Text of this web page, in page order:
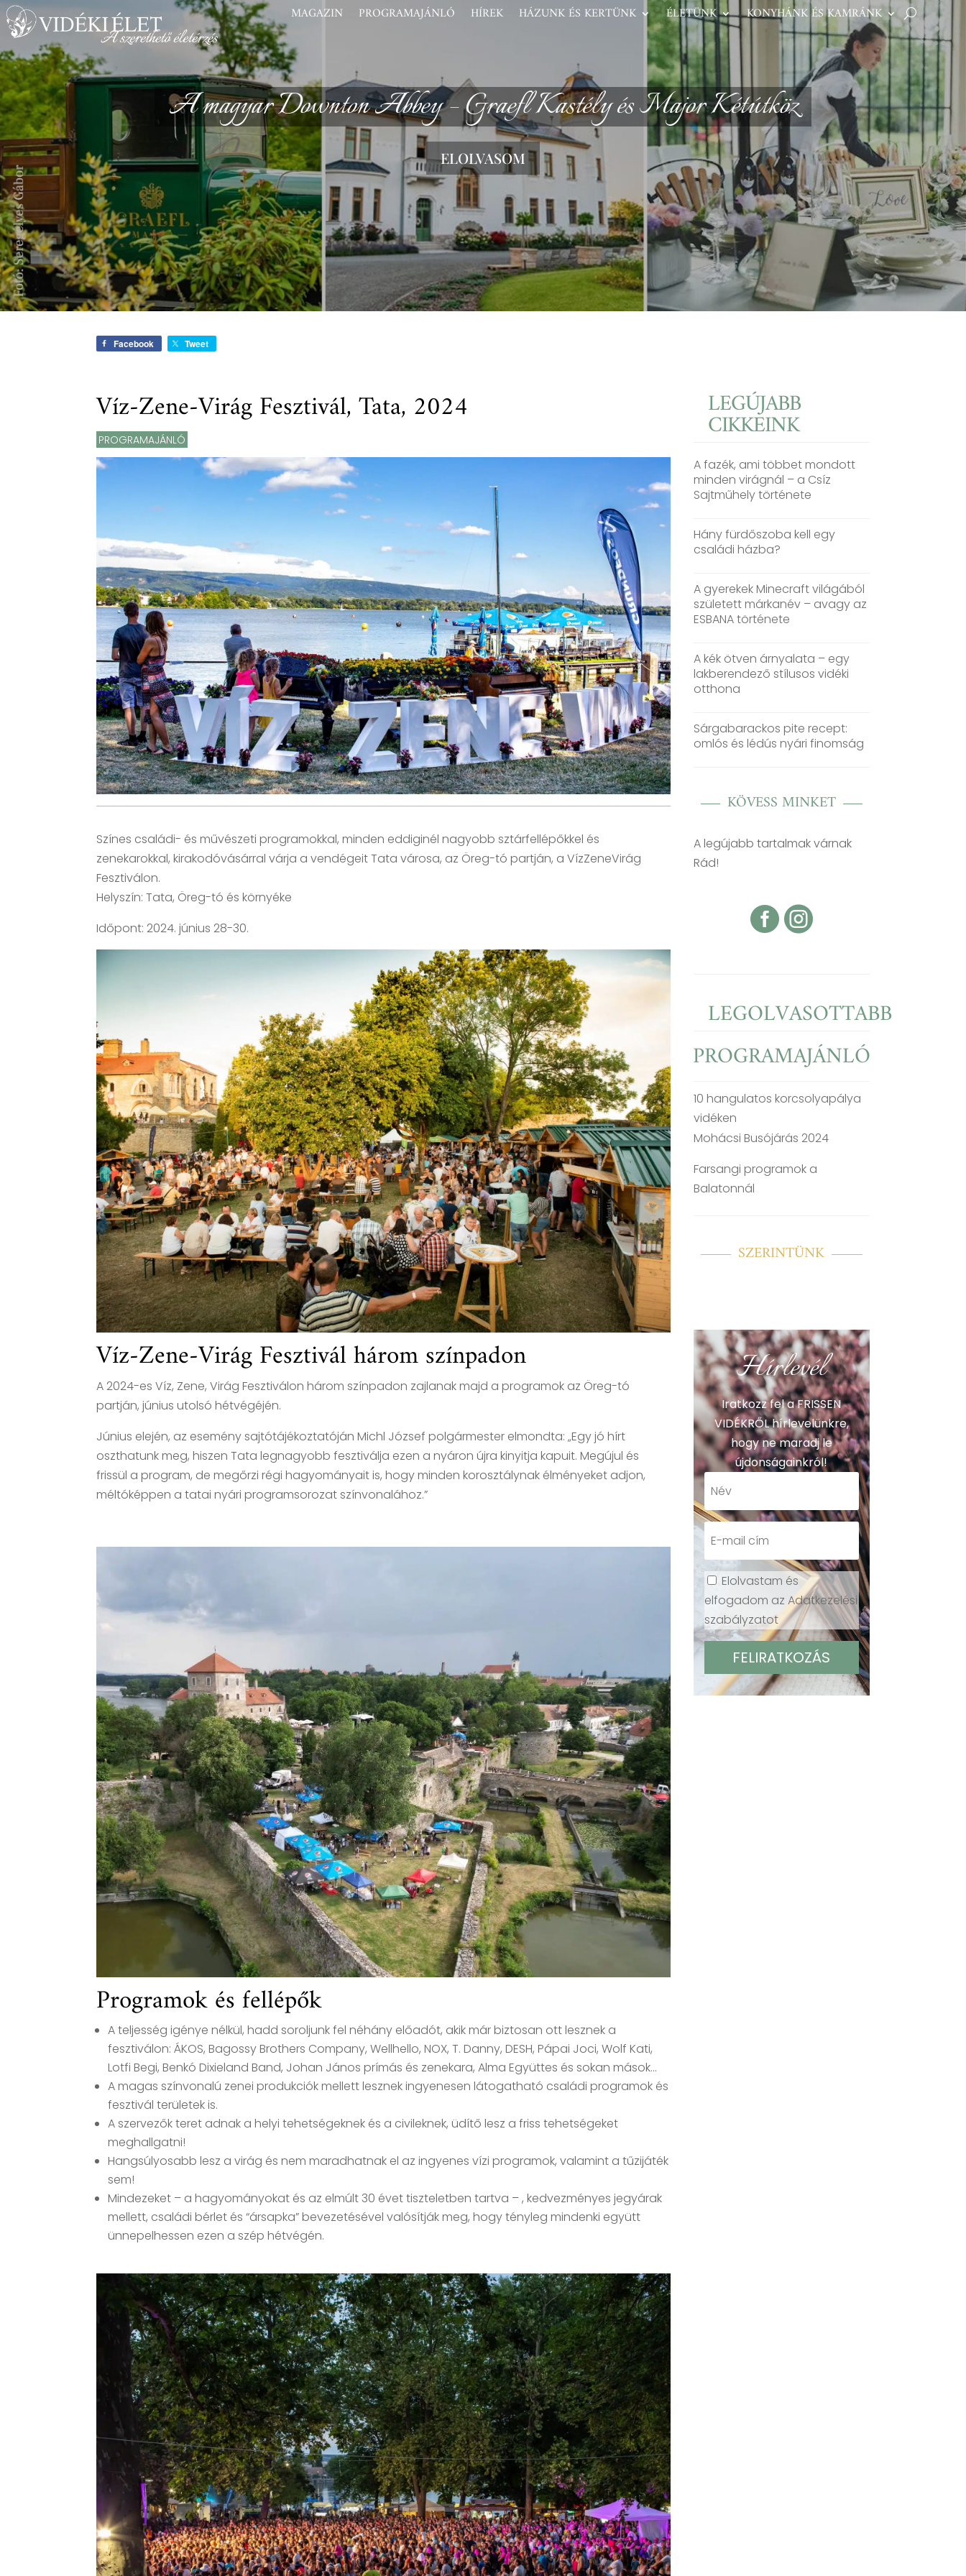
MAGAZIN PROGRAMAJÁNLÓ HÍREK HÁZUNK ÉS KERTÜNK ÉLETÜNK KONYHÁNK ÉS KAMRÁNK
A magyar Downton Abbey – Graefl Kastély és Major Kétútköz
ELOLVASOM
Facebook Tweet
Víz-Zene-Virág Fesztivál, Tata, 2024
PROGRAMAJÁNLÓ
Színes családi- és művészeti programokkal, minden eddiginél nagyobb sztárfellépőkkel és
zenekarokkal, kirakodóvásárral várja a vendégeit Tata városa, az Öreg-tó partján, a VízZeneVirág
Fesztiválon.
Helyszín: Tata, Öreg-tó és környéke
Időpont: 2024. június 28-30.
Víz-Zene-Virág Fesztivál három színpadon
A 2024-es Víz, Zene, Virág Fesztiválon három színpadon zajlanak majd a programok az Öreg-tó
partján, június utolsó hétvégéjén.
Június elején, az esemény sajtótájékoztatóján Michl József polgármester elmondta: „Egy jó hírt
oszthatunk meg, hiszen Tata legnagyobb fesztiválja ezen a nyáron újra kinyitja kapuit. Megújul és
frissül a program, de megőrzi régi hagyományait is, hogy minden korosztálynak élményeket adjon,
méltóképpen a tatai nyári programsorozat színvonalához.”
Programok és fellépők
A teljesség igénye nélkül, hadd soroljunk fel néhány előadót, akik már biztosan ott lesznek a
fesztiválon:ÁKOS, Bagossy Brothers Company, Wellhello, NOX, T. Danny, DESH, Pápai Joci, Wolf Kati,
Lotfi Begi, Benkó Dixieland Band, Johan János prímás és zenekara, Alma Együttes és sokan mások…
A magas színvonalú zenei produkciók mellett lesznek ingyenesen látogatható családi programok és
fesztivál területek is.
A szervezők teret adnak a helyi tehetségeknek és a civileknek, üdítő lesz a friss tehetségeket
meghallgatni!
Hangsúlyosabb lesz a virág és nem maradhatnak el az ingyenes vízi programok, valamint a tűzijáték
sem!
Mindezeket – a hagyományokat és az elmúlt 30 évet tiszteletben tartva – , kedvezményes jegyárak
mellett, családi bérlet és “ársapka” bevezetésével valósítják meg, hogy tényleg mindenki együtt
ünnepelhessen ezen a szép hétvégén.
LEGÚJABB
CIKKEINK
A fazék, ami többet mondott
minden virágnál – a Csíz
Sajtműhely története
Hány fürdőszoba kell egy
családi házba?
A gyerekek Minecraft világából
született márkanév – avagy az
ESBANA története
A kék ötven árnyalata – egy
lakberendező stílusos vidéki
otthona
Sárgabarackos pite recept:
omlós és lédús nyári finomság
KÖVESS MINKET
A legújabb tartalmak várnak
Rád!

LEGOLVASOTTABB
PROGRAMAJÁNLÓ
10 hangulatos korcsolyapálya
vidéken
Mohácsi Busójárás 2024
Farsangi programok a
Balatonnál
SZERINTÜNK
Hírlevél
Iratkozz fel a FRISSEN
VIDÉKRŐL hírlevelünkre,
hogy ne maradj le
újdonságainkról!
Elolvastam és
elfogadom az Adatkezelési
szabályzatot